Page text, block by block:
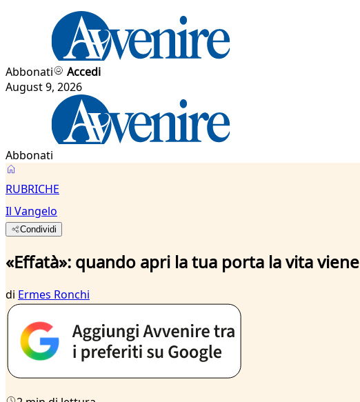
Abbonati
Accedi
August 9, 2026
Abbonati
RUBRICHE
Il Vangelo
Condividi
«Effatà»: quando apri la tua porta la vita viene
di Ermes Ronchi